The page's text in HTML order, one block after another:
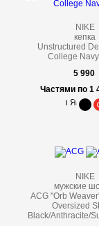
NIKE
кепка
Unstructured
College
5 990
Частями по 1
NIKE
мужские
ACG "Orb
Oversized
Black/Anthracite/